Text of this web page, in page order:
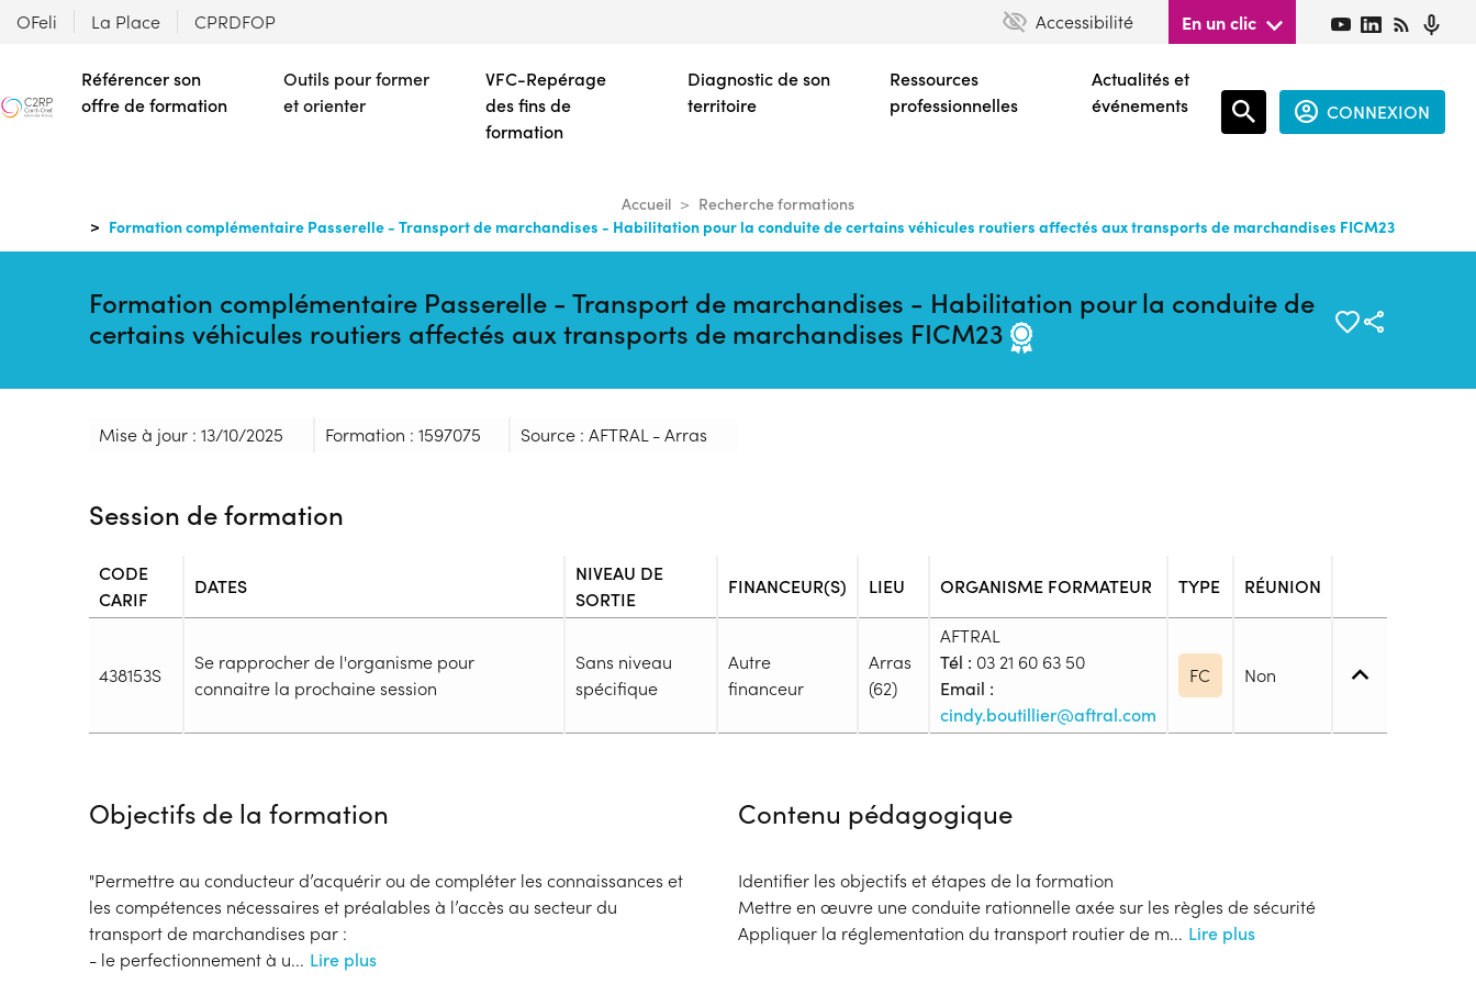
contenu
principal
OFeli La Place CPRDFOP Accessibilité En un clic
Référencer son
offre de formation
Outils pour former
et orienter
VFC-Repérage
des fins de
formation
Diagnostic de son
territoire
Ressources
professionnelles
Actualités et
événements
CONNEXION
Accueil Recherche formations
Formation complémentaire Passerelle - Transport de marchandises - Habilitation pour la conduite de certains véhicules routiers affectés aux transports de marchandises FICM23
Formation complémentaire Passerelle - Transport de marchandises - Habilitation pour la conduite de
certains véhicules routiers affectés aux transports de marchandises FICM23
Mise à jour : 13/10/2025 Formation : 1597075 Source : AFTRAL - Arras
Session de formation
CODE
CARIF
DATES
NIVEAU DE
SORTIE
FINANCEUR(S) LIEU ORGANISME FORMATEUR TYPE RÉUNION
438153S
Se rapprocher de l'organisme pour
connaitre la prochaine session
Sans niveau
spécifique
Autre
financeur
Arras
(62)
AFTRAL
Tél : 03 21 60 63 50
Email :
cindy.boutillier@aftral.com
FC Non
Durée en centre :35h
Rythme :
Temps plein, Cours de jour
Type de parcours :Parcours collectif
Prérequis :
- Titulaire des permis de conduire des catégories C ou CE et D ou DE en cours de
1, R. 222-2 et R. 222-3 du code de la route - Et d’une CQC du TRV - Ou d’un permis
de conduire d'un Etat Membre de l'U.E, SUISSE, d'un des 3 pays de l'EEE (Islande,
Liechtenstein, Norvège) sur lequel apparait le code 95 - Ou d’un titre ou diplôme,
Objectifs de la formation
"Permettre au conducteur d’acquérir ou de compléter les connaissances et
les compétences nécessaires et préalables à l’accès au secteur du
transport de marchandises par :
- le perfectionnement à u... Lire plus
Contenu pédagogique
Identifier les objectifs et étapes de la formation
Mettre en œuvre une conduite rationnelle axée sur les règles de sécurité
Appliquer la réglementation du transport routier de m... Lire plus